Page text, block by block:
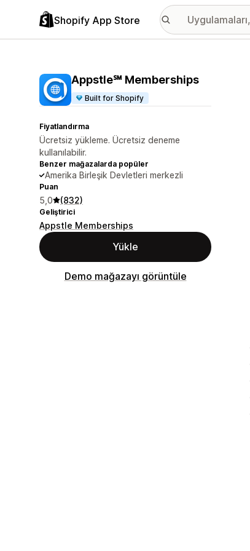
Shopify App Store
Appstle℠ Memberships
Built for Shopify
Fiyatlandırma
Ücretsiz yükleme. Ücretsiz deneme
kullanılabilir.
Benzer mağazalarda popüler
Amerika Birleşik Devletleri merkezli
Puan
5,0 (832)
Geliştirici
Appstle Memberships
Yükle
Demo mağazayı görüntüle